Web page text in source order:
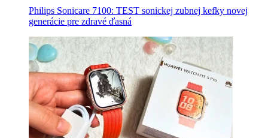
Philips Sonicare 7100: TEST sonickej zubnej kefky novej
generácie pre zdravé ďasná